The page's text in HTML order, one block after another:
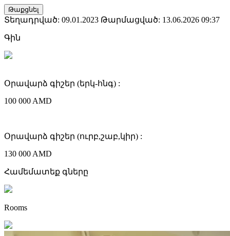
Թաքցնել
Տեղադրված: 09.01.2023 Թարմացված: 13.06.2026 09:37
Գին
Օրավարձ գիշեր (երկ-հնգ) :
100 000 AMD
Օրավարձ գիշեր (ուրբ,շաբ,կիր) :
130 000 AMD
Համեմատեք գները
Rooms